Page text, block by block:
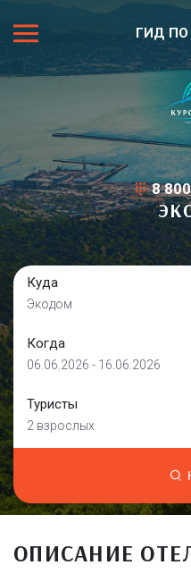
ГИД ПО
8
Куда
Экодом
Когда
06.06.2026 - 16.06.2026
Туристы
2 взрослых
ОПИСАНИЕ